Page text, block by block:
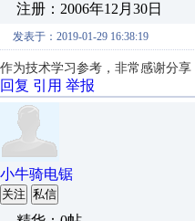
注册：2006年12月30日
发表于：2019-01-29 16:38:19
作为技术学习参考，非常感谢分享
回复 引用 举报
小牛骑电锯
关注 私信